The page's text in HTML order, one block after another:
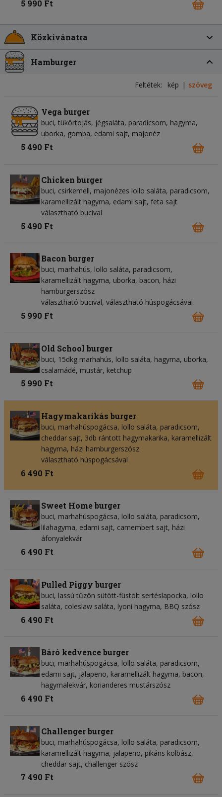
5 990 Ft
Közkívánatra
Hamburger
Feltétek: kép szöveg
Vega burger
buci, tükörtojás, jégsaláta, paradicsom, hagyma,
uborka, gomba, edami sajt, majonéz
5 490 Ft
Chicken burger
buci, csirkemell, majonézes lollo saláta, paradicsom,
karamellizált hagyma, edami sajt, feta sajt
választható bucival
5 490 Ft
Bacon burger
buci, marhahús, lollo saláta, paradicsom,
karamellizált hagyma, uborka, bacon, házi
hamburgerszósz
választható bucival, választható húspogácsával
5 990 Ft
Old School burger
buci, 15dkg marhahús, lollo saláta, hagyma, uborka,
csalamádé, mustár, ketchup
5 990 Ft
Hagymakarikás burger
buci, marhahúspogácsa, lollo saláta, paradicsom,
cheddar sajt, 3db rántott hagymakarika, karamellizált
hagyma, házi hamburgerszósz
választható húspogácsával
6 490 Ft
Sweet Home burger
buci, marhahúspogácsa, lollo saláta, paradicsom,
lilahagyma, edami sajt, camembert sajt, házi
áfonyalekvár
6 490 Ft
Pulled Piggy burger
buci, lassú tűzön sütött-füstölt sertéslapocka, lollo
saláta, coleslaw saláta, lyoni hagyma, BBQ szósz
6 490 Ft
Báró kedvence burger
buci, marhahúspogácsa, lollo saláta, paradicsom,
edami sajt, jalapeno, karamellizált hagyma, bacon,
hagymalekvár, korianderes mustárszósz
6 490 Ft
Challenger burger
buci, marhahúspogácsa, lollo saláta, paradicsom,
karamellizált hagyma, jalapeno, pikáns kolbász,
cheddar sajt, challenger szósz
7 490 Ft